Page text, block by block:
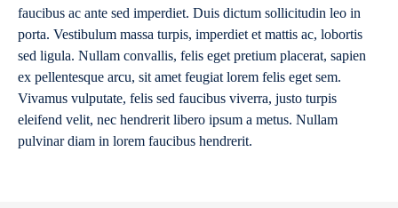
faucibus ac ante sed imperdiet. Duis dictum sollicitudin leo in
porta. Vestibulum massa turpis, imperdiet et mattis ac, lobortis
sed ligula. Nullam convallis, felis eget pretium placerat, sapien
ex pellentesque arcu, sit amet feugiat lorem felis eget sem.
Vivamus vulputate, felis sed faucibus viverra, justo turpis
eleifend velit, nec hendrerit libero ipsum a metus. Nullam
pulvinar diam in lorem faucibus hendrerit.